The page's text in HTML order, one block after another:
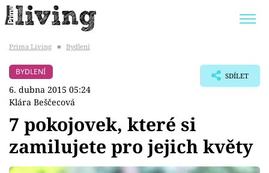
BYDLENÍ SLAVNÝCH
Témata
Prima Living ■ Bydlení
BYDLENÍ
6. dubna 2015 05:24
Klára Beščecová
SDÍLET
7 pokojovek, které si
zamilujete pro jejich květy